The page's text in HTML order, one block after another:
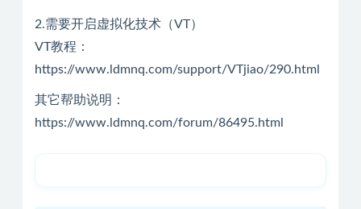
2.需要开启虚拟化技术（VT）
VT教程：
https://www.ldmnq.com/support/VTjiao/290.html
其它帮助说明：
https://www.ldmnq.com/forum/86495.html